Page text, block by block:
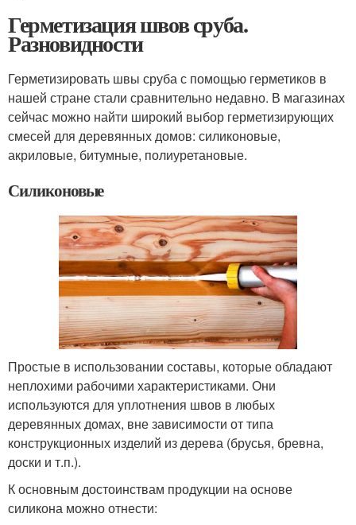
Герметизация швов сруба.
Разновидности
Герметизировать швы сруба с помощью герметиков в
нашей стране стали сравнительно недавно. В магазинах
сейчас можно найти широкий выбор герметизирующих
смесей для деревянных домов: силиконовые,
акриловые, битумные, полиуретановые.
Силиконовые
Простые в использовании составы, которые обладают
неплохими рабочими характеристиками. Они
используются для уплотнения швов в любых
деревянных домах, вне зависимости от типа
конструкционных изделий из дерева (брусья, бревна,
доски и т.п.).
К основным достоинствам продукции на основе
силикона можно отнести: